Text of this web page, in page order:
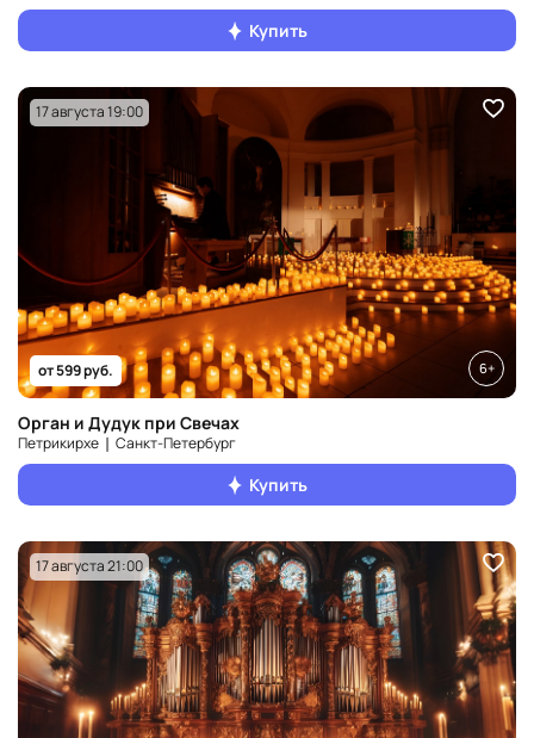
Купить
17 августа 19:00
от 599 руб. 6+
Орган и Дудук при Свечах
Петрикирхе ❘ Санкт‑Петербург
Купить
17 августа 21:00